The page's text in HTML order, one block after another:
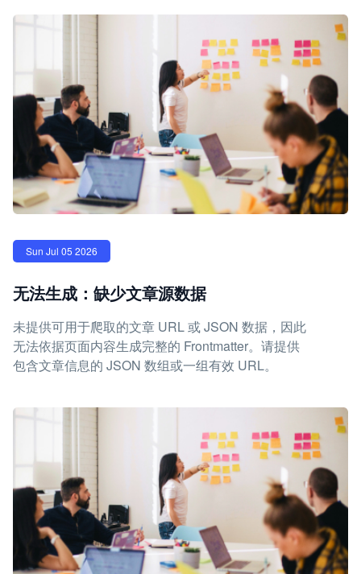
Sun Jul 05 2026
无法生成：缺少文章源数据
未提供可用于爬取的文章 URL 或 JSON 数据，因此
无法依据页面内容生成完整的 Frontmatter。请提供
包含文章信息的 JSON 数组或一组有效 URL。